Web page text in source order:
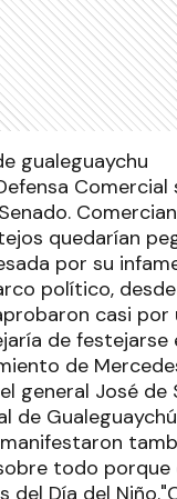
quedarían
por su
político,
casi
de
de
general José
de
todo
del Día del